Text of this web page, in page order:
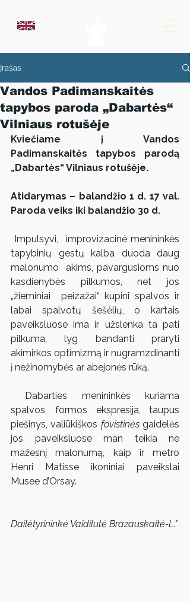
Įrašas
Vandos Padimanskaitės
tapybos paroda „Dabartės“
Vilniaus rotušėje
Kviečiame į Vandos
Padimanskaitės tapybos parodą
„Dabartės“ Vilniaus rotušėje.
Atidarymas – balandžio 1 d. 17 val.
Paroda veiks iki balandžio 30 d.
Impulsyvi,  improvizacinė menininkės
tapybinių gestų kalba duoda daug
malonumo  akims, pavargusioms nuo
kasdienybės pilkumos, net jos
„žieminiai  peizažai“ kupini spalvos ir
labai spalvotų šešėlių, o kartais
paveiksluose ima ir užslenka ta pati
pilkuma, lyg bandanti praryti
akimirkos optimizmą ir nugramzdinanti
į nežinomybės ar abejonės rūką.
spalvos, formos ekspresija, taupus
piešinys, valiūkiškos fovistinės gaidelės
jos paveiksluose man teikia ne
mažesnį malonumą, kaip ir metro
Henri Matisse ikoniniai paveikslai
Musee d’Orsay.
Dailėtyrininkė Vaidilutė Brazauskaitė-L."